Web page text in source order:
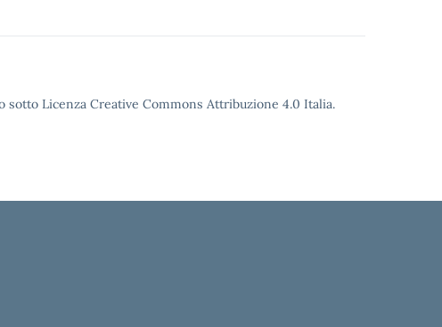
Licenza Creative Commons Attribuzione 4.0 Italia.